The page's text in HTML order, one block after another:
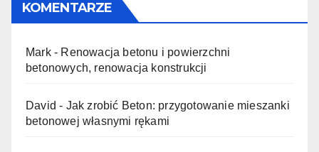
KOMENTARZE
Mark- Renowacja betonu i powierzchni
betonowych, renowacja konstrukcji
David - Jak zrobić Beton: przygotowanie mieszanki
betonowej własnymi rękami